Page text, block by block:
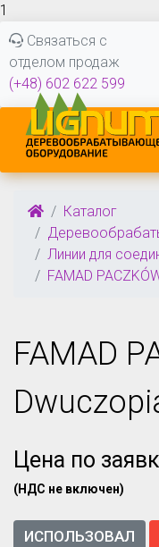
1
Связаться с
отделом продаж
(+48) 602 622 599
Каталог
Линии для
FAMAD
FAMAD
Цена по
(НДС не включен)
ИСПОЛЬЗОВАЛ